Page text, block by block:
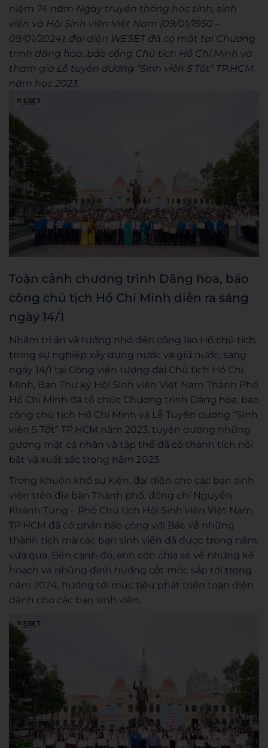
niệm 74 năm Ngày truyền thống học sinh, sinh
viên và Hội Sinh viên Việt Nam (09/01/1950 –
09/01/2024), đại diện WESET đã có mặt tại Chương
trình dâng hoa, báo công Chủ tịch Hồ Chí Minh và
tham gia Lễ tuyên dương “Sinh viên 5 Tốt” TP.HCM
năm học 2023.
Toàn cảnh chương trình Dâng hoa, báo
công chủ tịch Hồ Chí Minh diễn ra sáng
ngày 14/1
Nhằm tri ân và tưởng nhớ đến công lao Hồ chủ tịch
trong sự nghiệp xây dựng nước và giữ nước, sáng
ngày 14/1 tại Công viên tượng đài Chủ tịch Hồ Chí
Minh, Ban Thư ký Hội Sinh viên Việt Nam Thành Phố
Hồ Chí Minh đã tổ chức Chương trình Dâng hoa, báo
công chủ tịch Hồ Chí Minh và Lễ Tuyên dương “Sinh
viên 5 Tốt” TP.HCM năm 2023, tuyên dương những
gương mặt cá nhân và tập thể đã có thành tích nổi
bật và xuất sắc trong năm 2023.
Trong khuôn khổ sự kiện, đại diện cho các bạn sinh
viên trên địa bàn Thành phố, đồng chí Nguyễn
Khánh Tùng – Phó Chủ tịch Hội Sinh viên Việt Nam
TP.HCM đã có phần báo công với Bác về những
thành tích mà các bạn sinh viên đã được trong năm
vừa qua. Bên cạnh đó, anh còn chia sẻ về những kế
hoạch và những định hướng cột mốc sắp tới trong
năm 2024, hướng tới mục tiêu phát triển toàn diện
dành cho các bạn sinh viên.